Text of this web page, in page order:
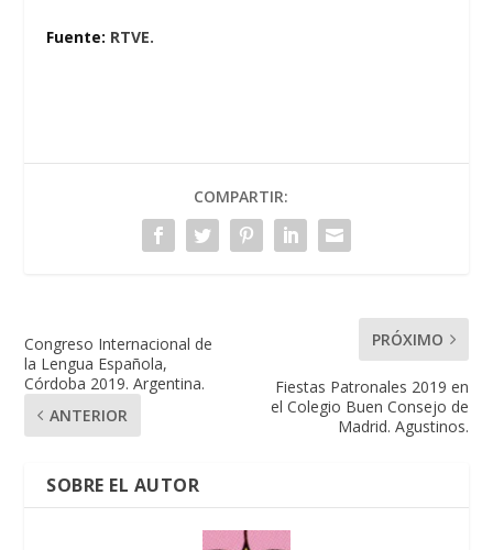
Fuente: RTVE.
COMPARTIR:
Congreso Internacional de
la Lengua Española,
Córdoba 2019. Argentina.
ANTERIOR
PRÓXIMO
Fiestas Patronales 2019 en
el Colegio Buen Consejo de
Madrid. Agustinos.
SOBRE EL AUTOR